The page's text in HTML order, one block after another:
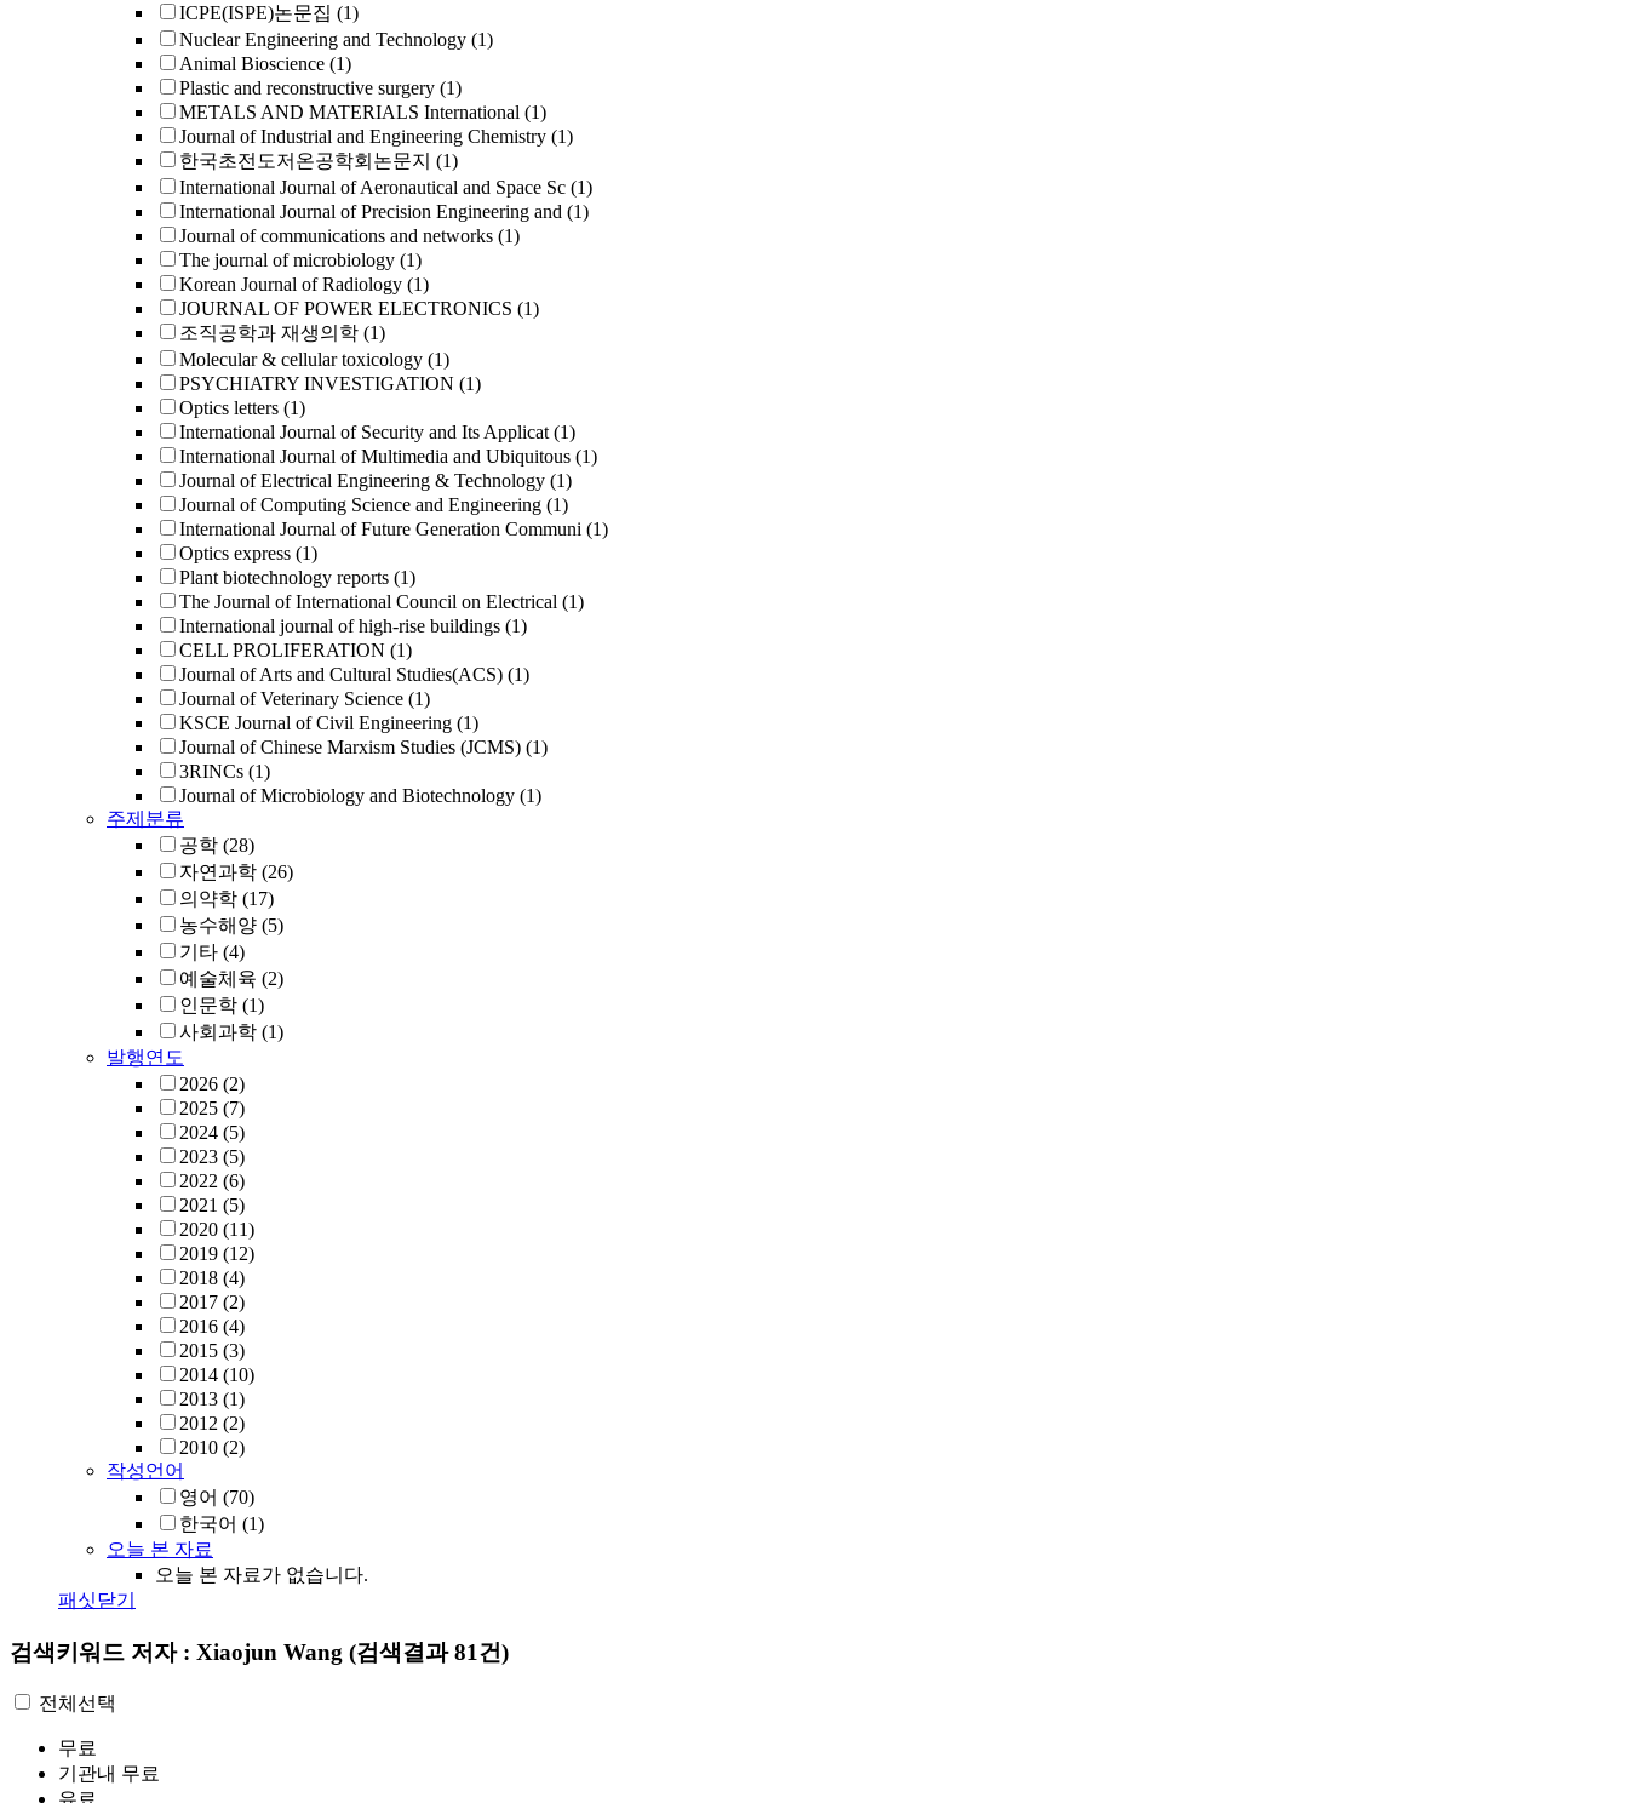
ICPE(ISPE)논문집 (1)
Nuclear Engineering and Technology (1)
Animal Bioscience (1)
Plastic and reconstructive surgery (1)
METALS AND MATERIALS International (1)
Journal of Industrial and Engineering Chemistry (1)
한국초전도저온공학회논문지 (1)
International Journal of Aeronautical and Space Sc (1)
International Journal of Precision Engineering and (1)
Journal of communications and networks (1)
The journal of microbiology (1)
Korean Journal of Radiology (1)
JOURNAL OF POWER ELECTRONICS (1)
조직공학과 재생의학 (1)
Molecular & cellular toxicology (1)
PSYCHIATRY INVESTIGATION (1)
Optics letters (1)
International Journal of Security and Its Applicat (1)
International Journal of Multimedia and Ubiquitous (1)
Journal of Electrical Engineering & Technology (1)
Journal of Computing Science and Engineering (1)
International Journal of Future Generation Communi (1)
Optics express (1)
Plant biotechnology reports (1)
The Journal of International Council on Electrical (1)
International journal of high-rise buildings (1)
CELL PROLIFERATION (1)
Journal of Arts and Cultural Studies(ACS) (1)
Journal of Veterinary Science (1)
KSCE Journal of Civil Engineering (1)
Journal of Chinese Marxism Studies (JCMS) (1)
3RINCs (1)
Journal of Microbiology and Biotechnology (1)
주제분류
공학 (28)
자연과학 (26)
의약학 (17)
농수해양 (5)
기타 (4)
예술체육 (2)
인문학 (1)
사회과학 (1)
발행연도
2026 (2)
2025 (7)
2024 (5)
2023 (5)
2022 (6)
2021 (5)
2020 (11)
2019 (12)
2018 (4)
2017 (2)
2016 (4)
2015 (3)
2014 (10)
2013 (1)
2012 (2)
2010 (2)
작성언어
영어 (70)
한국어 (1)
오늘 본 자료
오늘 본 자료가 없습니다.
패싯닫기
검색키워드 저자 : Xiaojun Wang (검색결과 81건)
전체선택
무료
기관내 무료